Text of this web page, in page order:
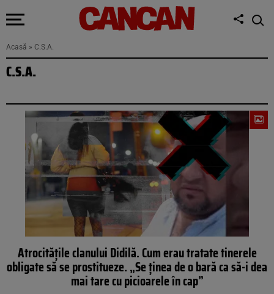
Acasă » C.S.A.
C.S.A.
Atrocitățile clanului Didilă. Cum erau tratate tinerele
obligate să se prostitueze. „Se ținea de o bară ca să-i dea
mai tare cu picioarele în cap”